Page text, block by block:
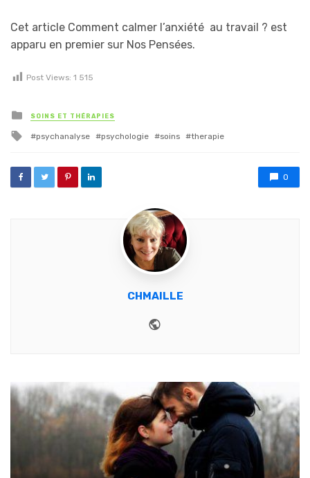
Cet article Comment calmer l’anxiété au travail ? est
apparu en premier sur Nos Pensées.
Post Views: 1 515
Posted in
SOINS ET THÉRAPIES
Tagged with
psychanalyse psychologie soins therapie
0
CHMAILLE